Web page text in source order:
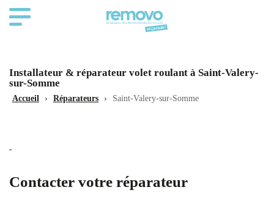
Installateur & réparateur volet roulant à Saint-Valery-
sur-Somme
Accueil › Réparateurs › Saint-Valery-sur-Somme
-
Contacter votre réparateur